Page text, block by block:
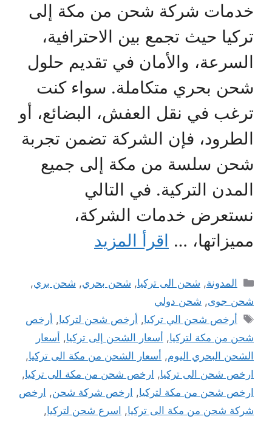
خدمات شركة شحن من مكة إلى
تركيا حيث تجمع بين الاحترافية،
السرعة، والأمان في تقديم حلول
شحن بحري متكاملة. سواء كنت
ترغب في نقل العفش، البضائع، أو
الطرود، فإن الشركة تضمن تجربة
شحن سلسة من مكة إلى جميع
المدن التركية. في التالي
نستعرض خدمات الشركة،
مميزاتها، … اقرأ المزيد
التصنيفات
المدونة, شحن الى تركيا, شحن بحري, شحن بري,
شحن جوى, شحن دولي
الوسوم
أرخص شحن الي تركيا, أرخص شحن لتركيا, أرخص
شحن من مكة لتركيا, أسعار الشحن إلى تركيا, أسعار
الشحن البحري اليوم, أسعار الشحن من مكة الى تركيا,
ارخص شحن الى تركيا, ارخص شحن من مكة الى تركيا,
ارخص شحن من مكة لتركيا, ارخص شركة شحن, ارخص
شركة شحن من مكة الى تركيا, اسرع شحن لتركيا,